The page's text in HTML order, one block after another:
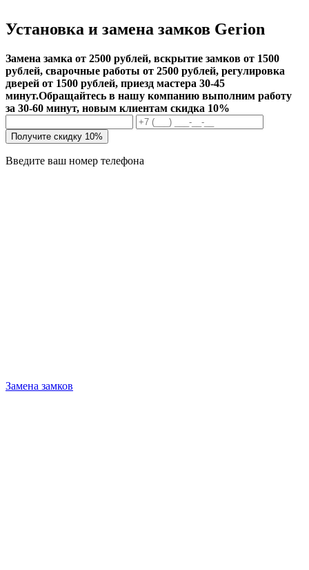
Установка и замена замков Gerion
Замена замка от 2500 рублей, вскрытие замков от 1500
рублей, сварочные работы от 2500 рублей, регулировка
дверей от 1500 рублей, приезд мастера 30-45
минут.Обращайтесь в нашу компанию выполним работу
за 30-60 минут, новым клиентам скидка 10%
Получите скидку 10%
Введите ваш номер телефона
Замена замков